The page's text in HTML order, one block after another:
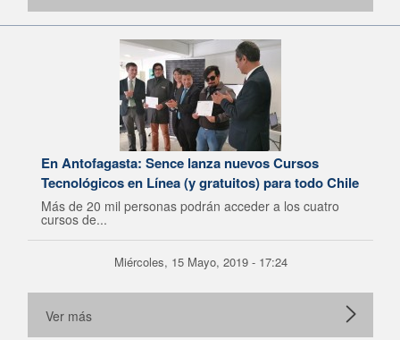
En Antofagasta: Sence lanza nuevos Cursos
Tecnológicos en Línea (y gratuitos) para todo Chile
Más de 20 mil personas podrán acceder a los cuatro
cursos de...
Miércoles, 15 Mayo, 2019 - 17:24
Ver más